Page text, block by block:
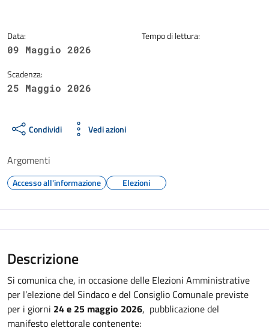
Data:
09 Maggio 2026
Scadenza:
25 Maggio 2026
Tempo di lettura:
Condividi Vedi azioni
Argomenti
Accesso all'informazione Elezioni
Descrizione
Si comunica che, in occasione delle Elezioni Amministrative
per l’elezione del Sindaco e del Consiglio Comunale previste
per i giorni 24 e 25 maggio 2026, pubblicazione del
manifesto elettorale contenente: